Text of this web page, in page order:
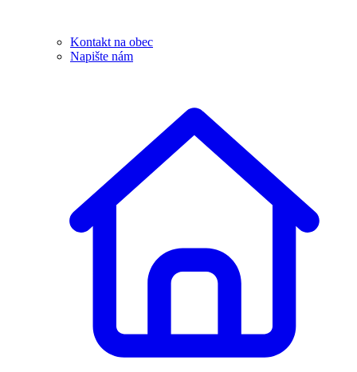
Kontakt na obec
Napište nám